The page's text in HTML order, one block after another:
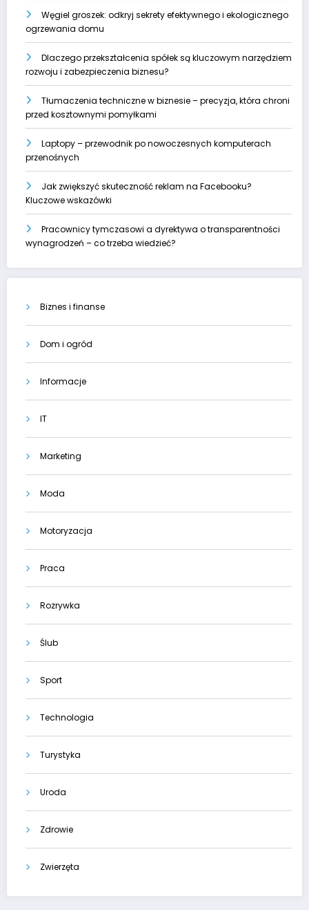
Węgiel groszek: odkryj sekrety efektywnego i ekologicznego
ogrzewania domu
Dlaczego przekształcenia spółek są kluczowym narzędziem
rozwoju i zabezpieczenia biznesu?
Tłumaczenia techniczne w biznesie – precyzja, która chroni
przed kosztownymi pomyłkami
Laptopy – przewodnik po nowoczesnych komputerach
przenośnych
Jak zwiększyć skuteczność reklam na Facebooku?
Kluczowe wskazówki
Pracownicy tymczasowi a dyrektywa o transparentności
wynagrodzeń – co trzeba wiedzieć?
Biznes i finanse
Dom i ogród
Informacje
IT
Marketing
Moda
Motoryzacja
Praca
Rozrywka
Ślub
Sport
Technologia
Turystyka
Uroda
Zdrowie
Zwierzęta